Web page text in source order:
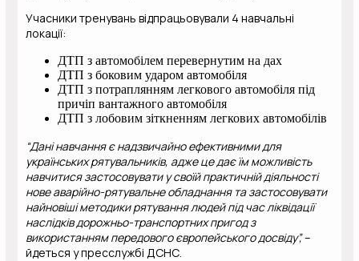
Учасники тренувань відпрацьовували 4 навчальні
локації:
ДТП з автомобілем перевернутим на дах
ДТП з боковим ударом автомобіля
ДТП з потраплянням легкового автомобіля під
причіп вантажного автомобіля
ДТП з лобовим зіткненням легкових автомобілів
“Дані навчання є надзвичайно ефективними для
українських рятувальників, адже це дає їм можливість
навчитися застосовувати у своїй практичній діяльності
нове аварійно-рятувальне обладнання та застосовувати
найновіші методики рятування людей під час ліквідації
наслідків дорожньо-транспортних пригод з
використанням передового європейського досвіду”,–
йдеться у пресслужбі ДСНС.